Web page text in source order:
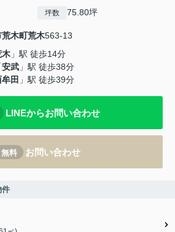
坪数 75.80坪
荒木町荒木563-13
木 」駅 徒歩14分
安武 」駅 徒歩38分
田 」駅 徒歩39分
LINEからお問い合わせ
無料 お問い合わせ
件